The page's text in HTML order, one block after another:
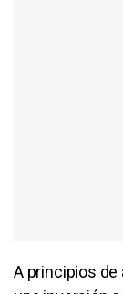
A principios de